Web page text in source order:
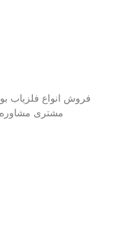
فروش انواع فلزیاب
مشتری مشاوره